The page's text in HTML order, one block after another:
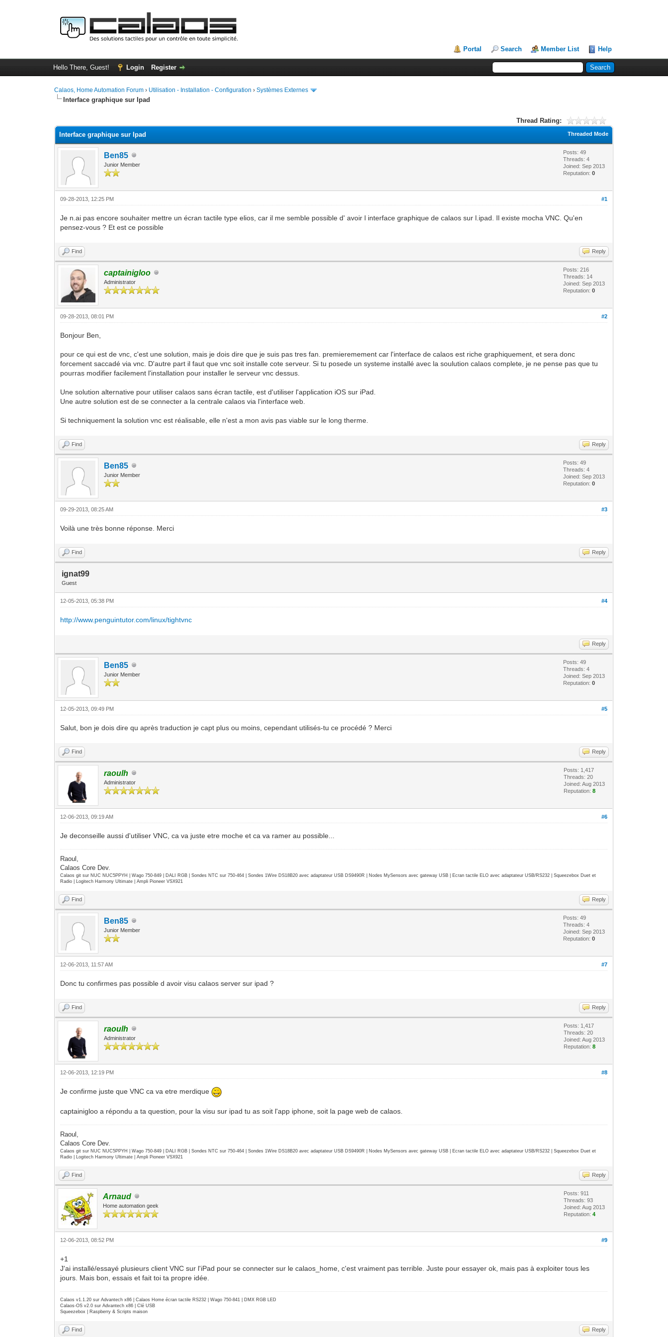
Portal Search Member List Help
Hello There, Guest! Login Register
Calaos, Home Automation Forum › Utilisation - Installation - Configuration ›Systèmes Externes
Interface graphique sur Ipad
Thread Rating:
Threaded Mode
Interface graphique sur Ipad
Ben85
Junior Member
Posts: 49
Threads: 4
Joined: Sep 2013
Reputation:0
#1
09-28-2013, 12:25 PM
Je n.ai pas encore souhaiter mettre un écran tactile type elios, car il me semble possible d' avoir l interface graphique de calaos sur l.ipad. Il existe mocha VNC. Qu'en
pensez-vous ? Et est ce possible
Find Reply
captainigloo
Administrator
Posts: 216
Threads: 14
Joined: Sep 2013
Reputation:0
#2
09-28-2013, 08:01 PM
Bonjour Ben,
pour ce qui est de vnc, c'est une solution, mais je dois dire que je suis pas tres fan. premieremement car l'interface de calaos est riche graphiquement, et sera donc
forcement saccadé via vnc. D'autre part il faut que vnc soit installe cote serveur. Si tu posede un systeme installé avec la soulution calaos complete, je ne pense pas que tu
pourras modifier facilement l'installation pour installer le serveur vnc dessus.
Une solution alternative pour utiliser calaos sans écran tactile, est d'utiliser l'application iOS sur iPad.
Une autre solution est de se connecter a la centrale calaos via l'interface web.
Si techniquement la solution vnc est réalisable, elle n'est a mon avis pas viable sur le long therme.
Find Reply
Ben85
Junior Member
Posts: 49
Threads: 4
Joined: Sep 2013
Reputation:0
#3
09-29-2013, 08:25 AM
Voilà une très bonne réponse. Merci
Find Reply
ignat99
Guest
#4
12-05-2013, 05:38 PM
http://www.penguintutor.com/linux/tightvnc
Reply
Ben85
Junior Member
Posts: 49
Threads: 4
Joined: Sep 2013
Reputation:0
#5
12-05-2013, 09:49 PM
Salut, bon je dois dire qu après traduction je capt plus ou moins, cependant utilisés-tu ce procédé ? Merci
Find Reply
raoulh
Administrator
Posts: 1,417
Threads: 20
Joined: Aug 2013
Reputation:8
#6
12-06-2013, 09:19 AM
Je deconseille aussi d'utiliser VNC, ca va juste etre moche et ca va ramer au possible...
Raoul,
Calaos Core Dev.
Calaos git sur NUC NUC5PPYH | Wago 750-849 | DALI RGB | Sondes NTC sur 750-464 | Sondes 1Wire DS18B20 avec adaptateur USB DS9490R | Nodes MySensors avec gateway USB | Ecran tactile ELO avec adaptateur USB/RS232 | Squeezebox Duet et
Radio | Logitech Harmony Ultimate | Ampli Pioneer VSX921
Find Reply
Ben85
Junior Member
Posts: 49
Threads: 4
Joined: Sep 2013
Reputation:0
#7
12-06-2013, 11:57 AM
Donc tu confirmes pas possible d avoir visu calaos server sur ipad ?
Find Reply
raoulh
Administrator
Posts: 1,417
Threads: 20
Joined: Aug 2013
Reputation:8
#8
12-06-2013, 12:19 PM
Je confirme juste que VNC ca va etre merdique
captainigloo a répondu a ta question, pour la visu sur ipad tu as soit l'app iphone, soit la page web de calaos.
Raoul,
Calaos Core Dev.
Calaos git sur NUC NUC5PPYH | Wago 750-849 | DALI RGB | Sondes NTC sur 750-464 | Sondes 1Wire DS18B20 avec adaptateur USB DS9490R | Nodes MySensors avec gateway USB | Ecran tactile ELO avec adaptateur USB/RS232 | Squeezebox Duet et
Radio | Logitech Harmony Ultimate | Ampli Pioneer VSX921
Find Reply
Arnaud
Home automation geek
Posts: 911
Threads: 93
Joined: Aug 2013
Reputation:4
#9
12-06-2013, 08:52 PM
+1
J'ai installé/essayé plusieurs client VNC sur l'iPad pour se connecter sur le calaos_home, c'est vraiment pas terrible. Juste pour essayer ok, mais pas à exploiter tous les
jours. Mais bon, essais et fait toi ta propre idée.
Calaos v1.1.20 sur Advantech x86 | Calaos Home écran tactile RS232 | Wago 750-841 | DMX RGB LED
Calaos-OS v2.0 sur Advantech x86 | Clé USB
Squeezebox | Raspberry & Scripts maison
Find Reply